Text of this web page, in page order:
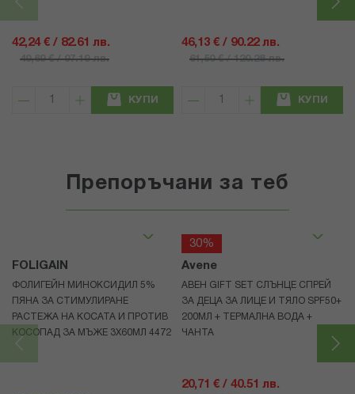
42,24 € / 82.61 лв.
49,69 € / 97.19 лв.
КУПИ
46,13 € / 90.22 лв.
61,50 € / 120.28 лв.
КУПИ
Препоръчани за теб
FOLIGAIN
ФОЛИГЕЙН МИНОКСИДИЛ 5%
ПЯНА ЗА СТИМУЛИРАНЕ
РАСТЕЖА НА КОСАТА И ПРОТИВ
КОСОПАД ЗА МЪЖЕ 3X60МЛ 4472
30%
Avene
АВЕН GIFT SET СЛЪНЦЕ СПРЕЙ
ЗА ДЕЦА ЗА ЛИЦЕ И ТЯЛО SPF50+
200МЛ + ТЕРМАЛНА ВОДА +
ЧАНТА
20,71 € / 40.51 лв.